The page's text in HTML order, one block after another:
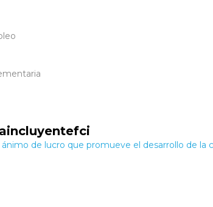
de lucro que promueve el desarrollo de